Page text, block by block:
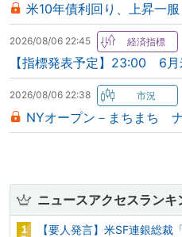
米10年債利回り、上昇一
2026/08/06 22:45
【指標発表予定】23:00 6月
2026/08/06 22:38
NYオープン－まちまち
ニュースアクセスランキ
【要人発言】米SF連銀総